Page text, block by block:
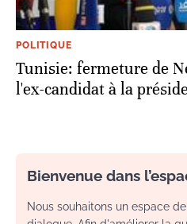
POLITIQUE
Tunisie: fermeture de
l'ex-candidat à la
Bienvenue dans
Nous souhaitons un espace